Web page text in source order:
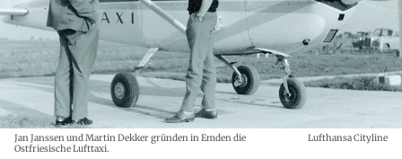
Jan Janssen und Martin Dekker gründen in Emden die
Ostfriesische Lufttaxi.
Lufthansa Cityline